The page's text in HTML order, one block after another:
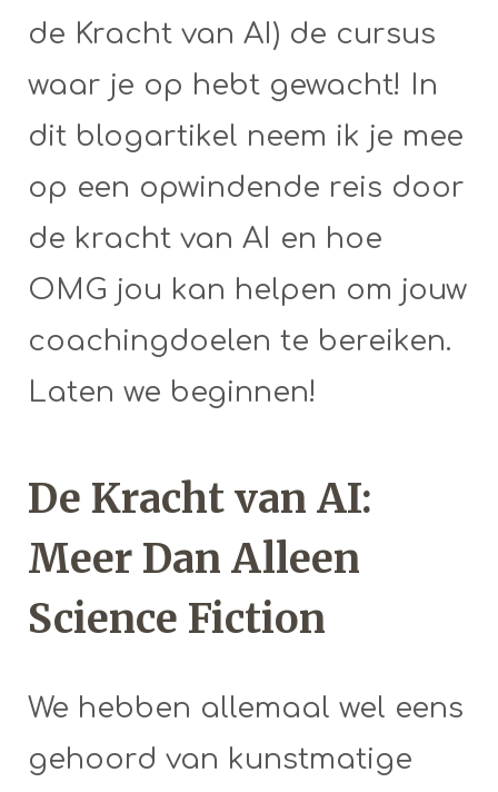
de Kracht van AI) de cursus
waar je op hebt gewacht! In
dit blogartikel neem ik je mee
op een opwindende reis door
de kracht van AI en hoe
OMG jou kan helpen om jouw
coachingdoelen te bereiken.
Laten we beginnen!
De Kracht van AI:
Meer Dan Alleen
Science Fiction
We hebben allemaal wel eens
gehoord van kunstmatige